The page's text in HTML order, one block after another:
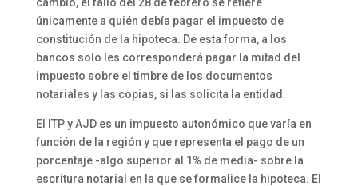
únicamente a quién debía pagar el impuesto de
constitución de la hipoteca. De esta forma, a los
bancos solo les corresponderá pagar la mitad del
impuesto sobre el timbre de los documentos
notariales y las copias, si las solicita la entidad.
El ITP y AJD es un impuesto autonómico que varía en
función de la región y que representa el pago de un
porcentaje -algo superior al 1% de media- sobre la
escritura notarial en la que se formalice la hipoteca. El